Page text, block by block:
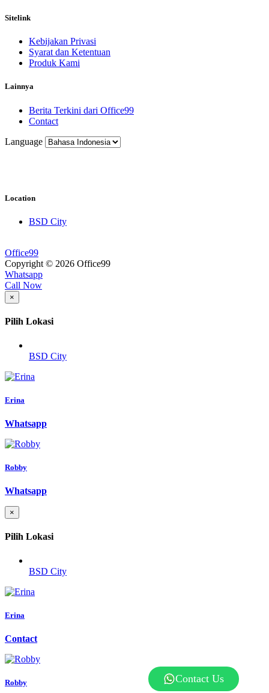
Sitelink
Kebijakan Privasi
Syarat dan Ketentuan
Produk Kami
Lainnya
Berita Terkini dari Office99
Contact
Language
Location
BSD City
Office99
Copyright © 2026 Office99
Whatsapp
Call Now
×
Pilih Lokasi
BSD City
Erina
Whatsapp
Robby
Whatsapp
×
Pilih Lokasi
BSD City
Erina
Contact
Robby Contact Us